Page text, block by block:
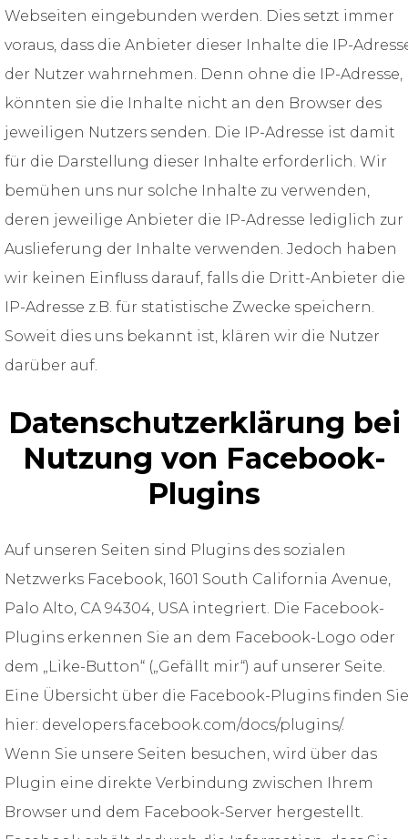
Webseiten eingebunden werden. Dies setzt immer
voraus, dass die Anbieter dieser Inhalte die IP-
der Nutzer wahrnehmen. Denn ohne die IP-Adresse,
könnten sie die Inhalte nicht an den Browser des
jeweiligen Nutzers senden. Die IP-Adresse ist damit
für die Darstellung dieser Inhalte erforderlich. Wir
bemühen uns nur solche Inhalte zu verwenden,
deren jeweilige Anbieter die IP-Adresse lediglich zur
Auslieferung der Inhalte verwenden. Jedoch haben
wir keinen Einfluss darauf, falls die Dritt-Anbieter die
IP-Adresse z.B. für statistische Zwecke speichern.
Soweit dies uns bekannt ist, klären wir die Nutzer
darüber auf.
Datenschutzerklärung bei
Nutzung von Facebook-
Plugins
Auf unseren Seiten sind Plugins des sozialen
Netzwerks Facebook, 1601 South California Avenue,
Palo Alto, CA 94304, USA integriert. Die Facebook-
Plugins erkennen Sie an dem Facebook-Logo oder
dem „Like-Button“ („Gefällt mir“) auf unserer Seite.
Eine Übersicht über die Facebook-Plugins finden Sie
hier: developers.facebook.com/docs/plugins/.
Wenn Sie unsere Seiten besuchen, wird über das
Plugin eine direkte Verbindung zwischen Ihrem
Browser und dem Facebook-Server hergestellt.